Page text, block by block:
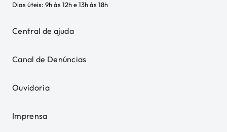
Dias úteis: 9h às 12h e 13h às 18h
Central de ajuda
Canal de Denúncias
Ouvidoria
Imprensa